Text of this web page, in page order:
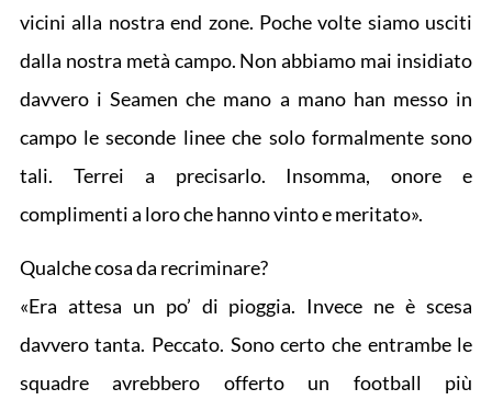
vicini alla nostra end zone. Poche volte siamo usciti
dalla nostra metà campo. Non abbiamo mai insidiato
davvero i Seamen che mano a mano han messo in
campo le seconde linee che solo formalmente sono
tali. Terrei a precisarlo. Insomma, onore e
complimenti a loro che hanno vinto e meritato».
Qualche cosa da recriminare?
«Era attesa un po’ di pioggia. Invece ne è scesa
davvero tanta. Peccato. Sono certo che entrambe le
squadre avrebbero offerto un football più